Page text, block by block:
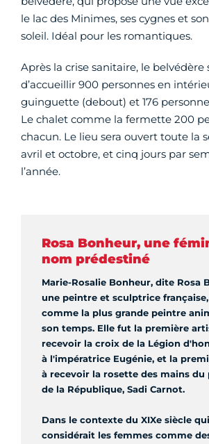
le lac des Minimes, ses cygnes et
soleil. Idéal pour les romantiques.
Après la crise sanitaire, le belvédère
d’accueillir 900 personnes en
guinguette (debout) et 176
Le chalet comme la fermette 200
chacun. Le lieu sera ouvert toute la
avril et octobre, et cinq jours par
l’année.
Rosa Bonheur, une
nom prédestiné
Marie-Rosalie Bonheur, dite Rosa
une peintre et sculptrice
comme la plus grande peintre
son temps. Elle fut la première
recevoir la croix de la Légion
à l'impératrice Eugénie, et la
à recevoir la rosette des mains du
de la République, Sadi Carnot.
Dans le contexte du XIXe siècle qui
considérait les femmes comme